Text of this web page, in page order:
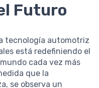
Futuro
tecnología automotriz
está redefiniendo el
cada vez más
que la
se observa un